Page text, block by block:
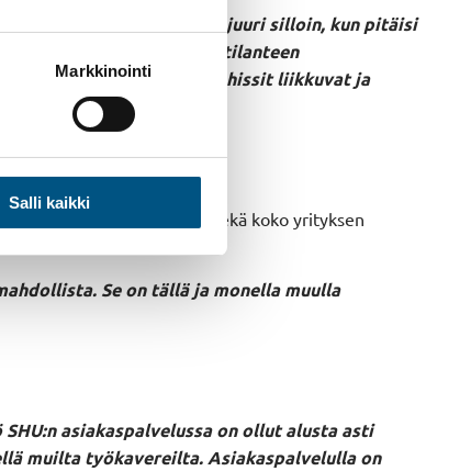
Markkinointi
Salli kaikki
esimerkiksi hissi ei toimi juuri silloin, kun pitäisi
Otamme huomioon tilanteen
kentällä kaikkensa, että hissit liikkuvat ja
saa palveluasenne, sekä koko yrityksen
Se on tällä ja monella muulla
asiakaspalvelussa on ollut alusta asti
muilta työkavereilta. Asiakaspalvelulla on